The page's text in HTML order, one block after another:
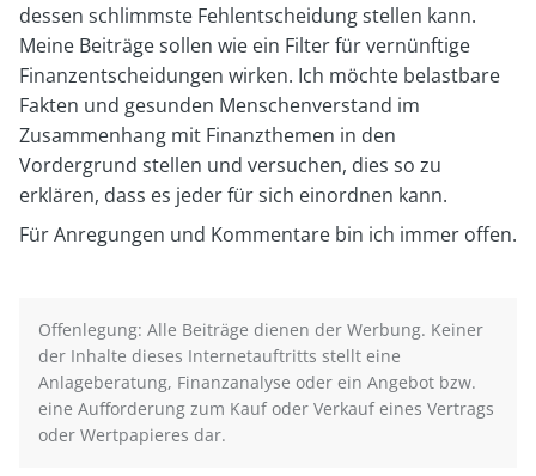
dessen schlimmste Fehlentscheidung stellen kann.
Meine Beiträge sollen wie ein Filter für vernünftige
Finanzentscheidungen wirken. Ich möchte belastbare
Fakten und gesunden Menschenverstand im
Zusammenhang mit Finanzthemen in den
Vordergrund stellen und versuchen, dies so zu
erklären, dass es jeder für sich einordnen kann.
Für Anregungen und Kommentare bin ich immer offen.
Offenlegung: Alle Beiträge dienen der Werbung. Keiner
der Inhalte dieses Internetauftritts stellt eine
Anlageberatung, Finanzanalyse oder ein Angebot bzw.
eine Aufforderung zum Kauf oder Verkauf eines Vertrags
oder Wertpapieres dar.